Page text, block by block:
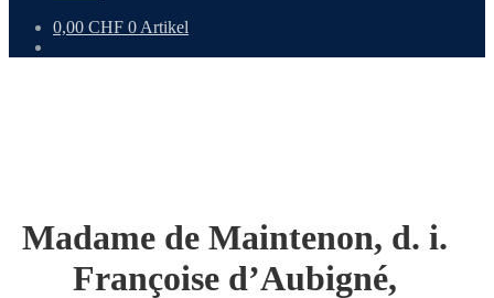
0,00 CHF 0 Artikel
Madame de Maintenon, d. i.
Françoise d’Aubigné,